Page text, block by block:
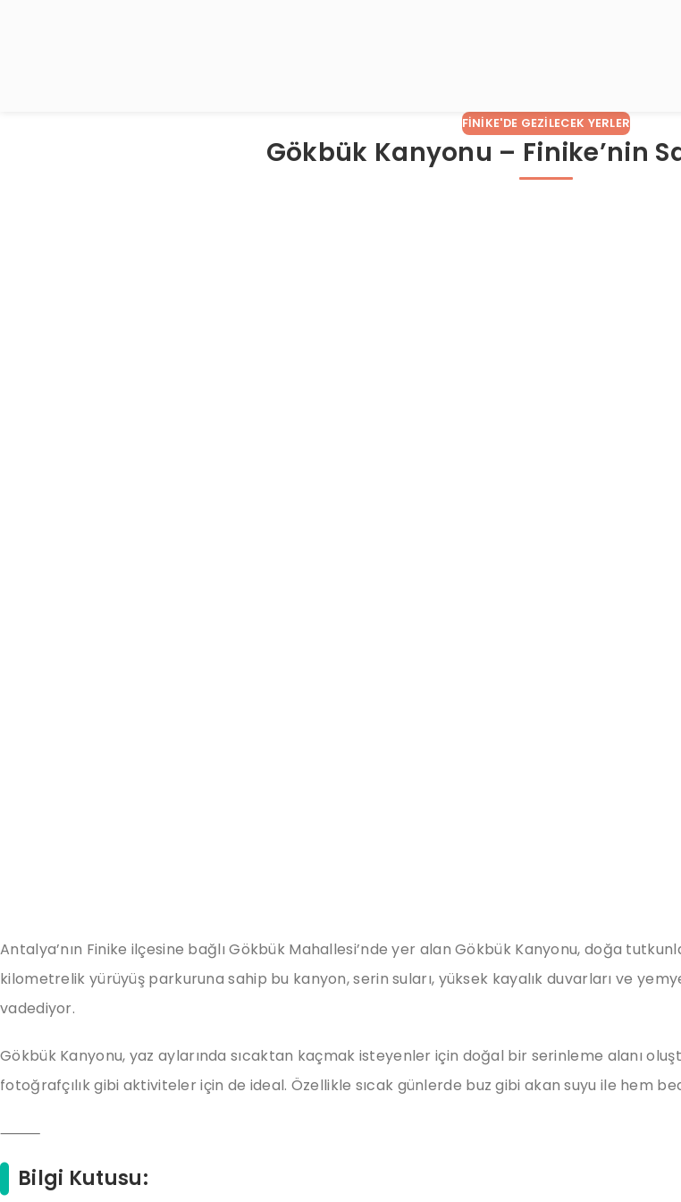
FINIKE'DE GEZILECEK YERLER
Gökbük Kanyonu – Finike’nin
Antalya’nın Finike ilçesine bağlı Gökbük Mahallesi’nde yer alan Gökbük Kanyonu, doğa
kilometrelik yürüyüş parkuruna sahip bu kanyon, serin suları, yüksek kayalık duvarları ve
vadediyor.
Gökbük Kanyonu, yaz aylarında sıcaktan kaçmak isteyenler için doğal bir serinleme alanı
fotoğrafçılık gibi aktiviteler için de ideal. Özellikle sıcak günlerde buz gibi akan suyu ile hem
⸻
Bilgi Kutusu: